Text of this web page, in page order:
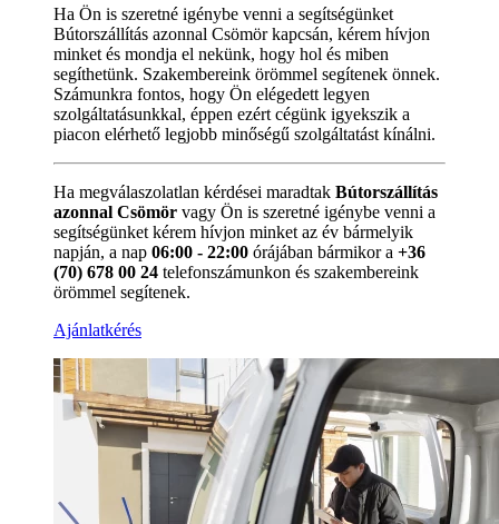
Ha Ön is szeretné igénybe venni a segítségünket
Bútorszállítás azonnal Csömör kapcsán, kérem hívjon
minket és mondja el nekünk, hogy hol és miben
segíthetünk. Szakembereink örömmel segítenek önnek.
Számunkra fontos, hogy Ön elégedett legyen
szolgáltatásunkkal, éppen ezért cégünk igyekszik a
piacon elérhető legjobb minőségű szolgáltatást kínálni.
Ha megválaszolatlan kérdései maradtak Bútorszállítás
azonnal Csömör vagy Ön is szeretné igénybe venni a
segítségünket kérem hívjon minket az év bármelyik
napján, a nap 06:00 - 22:00 órájában bármikor a +36
(70) 678 00 24 telefonszámunkon és szakembereink
örömmel segítenek.
Ajánlatkérés